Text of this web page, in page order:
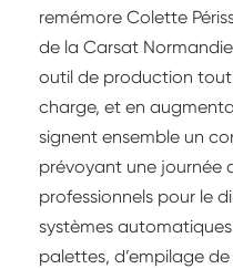
remémore Colette
de la Carsat
outil de production
charge, et en
signent ensemble un
prévoyant une journée
professionnels pour le
systèmes
palettes, d’empilage